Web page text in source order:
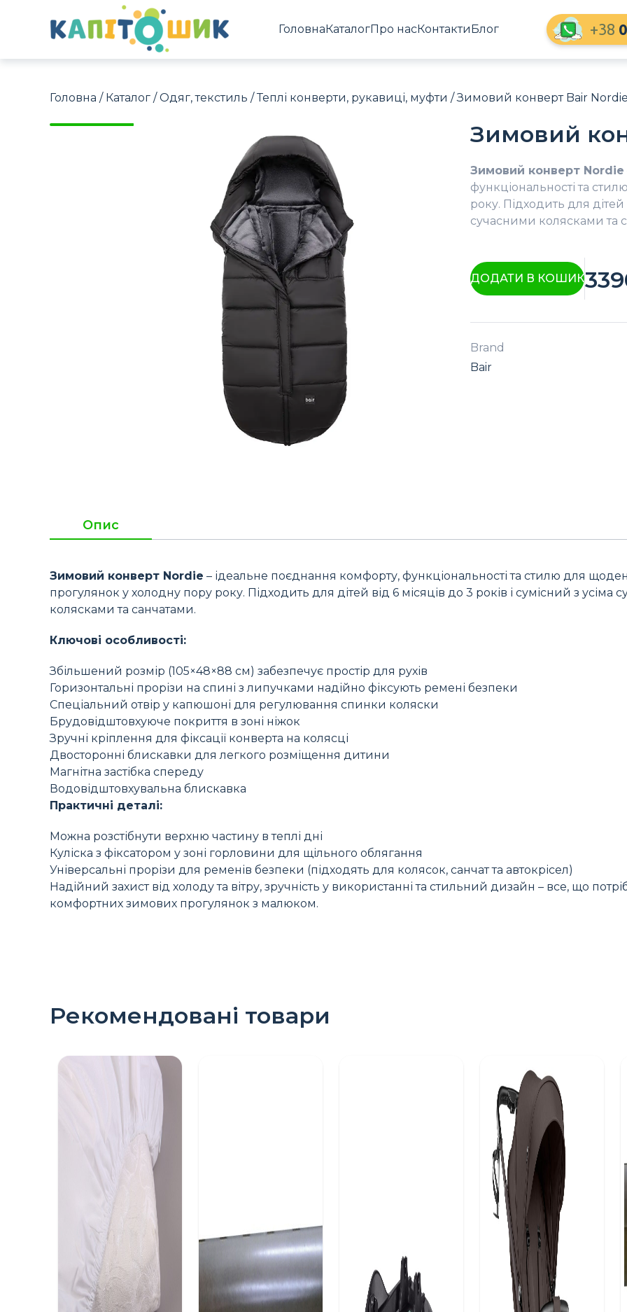
ГоловнаКаталогПро насКонтактиБлог +38
Головна / Каталог /Одяг, текстиль /Теплі конверти, рукавиці, муфти / Зимовий конверт Bair Nordie
Зимовий
Зимовий конверт Nordie
функціональності та
року. Підходить для дітей
сучасними колясками та
ДОДАТИ В КОШИК
Brand
Bair
Опис
Зимовий конверт Nordie – ідеальне поєднання комфорту, функціональності та стилю для
прогулянок у холодну пору року. Підходить для дітей від 6 місяців до 3 років і сумісний з усіма
колясками та санчатами.
Ключові особливості:
Збільшений розмір (105×48×88 см) забезпечує простір для рухів
Горизонтальні прорізи на спині з липучками надійно фіксують ремені безпеки
Спеціальний отвір у капюшоні для регулювання спинки коляски
Брудовідштовхуюче покриття в зоні ніжок
Зручні кріплення для фіксації конверта на колясці
Двосторонні блискавки для легкого розміщення дитини
Магнітна застібка спереду
Водовідштовхувальна блискавка
Практичні деталі:
Можна розстібнути верхню частину в теплі дні
Куліска з фіксатором у зоні горловини для щільного облягання
Універсальні прорізи для ременів безпеки (підходять для колясок, санчат та автокрісел)
Надійний захист від холоду та вітру, зручність у використанні та стильний дизайн – все, що
комфортних зимових прогулянок з малюком.
Рекомендовані товари